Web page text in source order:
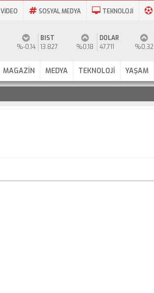
VİDEO SOSYAL MEDYA TEKNOLOJİ
%-0,14
BIST
13.827
%0,18
DOLAR
47,711
%0,32
MAGAZİN MEDYA TEKNOLOJİ YAŞAM